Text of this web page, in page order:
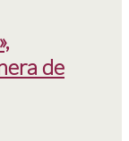
de